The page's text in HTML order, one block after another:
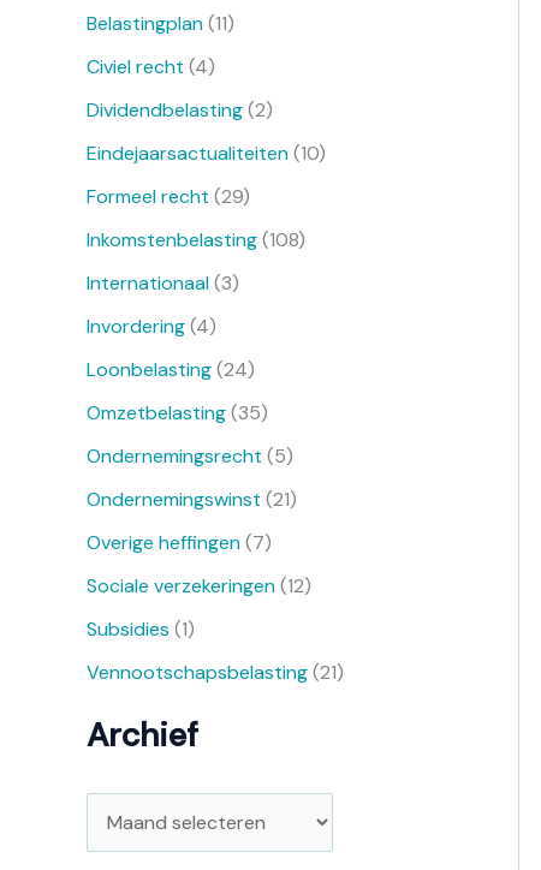
Belastingplan(11)
Civiel recht (4)
Dividendbelasting(2)
Eindejaarsactualiteiten(10)
Formeel recht (29)
Inkomstenbelasting(108)
Internationaal(3)
Invordering(4)
Loonbelasting(24)
Omzetbelasting(35)
Ondernemingsrecht (5)
Ondernemingswinst (21)
Overige heffingen(7)
Sociale verzekeringen(12)
Subsidies (1)
Vennootschapsbelasting(21)
Archief